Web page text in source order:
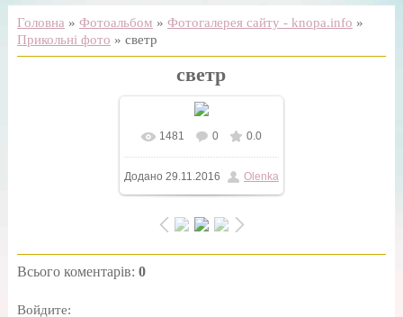
Головна » Фотоальбом » Фотогалерея сайту - knopa.info »
Прикольні фото » светр
светр
У реальному розмірі
400x600/ 236.2Kb
1481 0 0.0
Додано 29.11.2016 Olenka
Всього коментарів: 0
Войдите: